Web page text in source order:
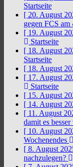
Startseite
[ 20. August
gegen FCS am
[ 19. August
Startseite
[ 18. August
Startseite
[ 18. August
[ 17. August
Startseite
[ 15. August
[ 14. August
[ 11. August
damit es
[ 10. August
Wochenendes
[ 8. August
nachzulegen?